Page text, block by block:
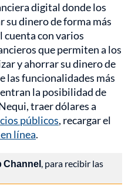
digital donde los
su dinero de forma más
con varios
que permiten a los
y ahorrar su dinero de
las funcionalidades más
la posibilidad de
traer dólares a
públicos, recargar el
línea.
Channel, para recibir las